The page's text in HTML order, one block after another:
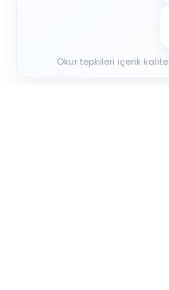
Okur tepkileri içerik